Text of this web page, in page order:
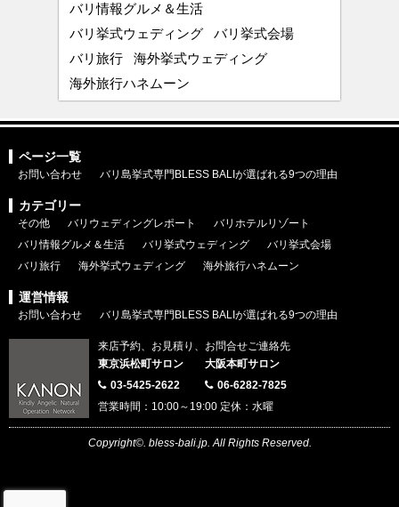
バリ情報グルメ＆生活
バリ挙式ウェディング
バリ挙式会場
バリ旅行
海外挙式ウェディング
海外旅行ハネムーン
ページ一覧
お問い合わせ バリ島挙式専門BLESS BALIが選ばれる9つの理由
カテゴリー
その他 バリウェディングレポート
バリホテルリゾート
バリ情報グルメ＆生活
バリ挙式ウェディング
バリ挙式会場
バリ旅行
海外挙式ウェディング 海外旅行ハネムーン
運営情報
お問い合わせ バリ島挙式専門BLESS BALIが選ばれる9つの理由
来店予約、お見積り、お問合せご連絡先
東京浜松町サロン
03-5425-2622
大阪本町サロン
06-6282-7825
営業時間：10:00～19:00 定休：水曜
Copyright©. bless-bali.jp. All Rights Reserved.